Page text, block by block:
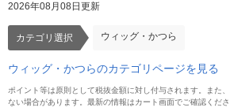
2026年08月08日更新
カテゴリ選択 ウィッグ・かつら
ウィッグ・かつらのカテゴリページを見る
ポイント等は原則として税抜金額に対し付与されます。また
ない場合があります。最新の情報はカート画面でご確認くださ